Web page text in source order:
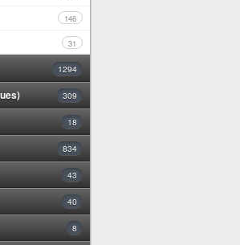
146
31
1294
309
18
834
43
40
8